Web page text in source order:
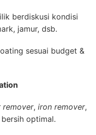
berdiskusi kondisi
jamur, dsb.
sesuai budget &
remover, iron remover,
optimal.